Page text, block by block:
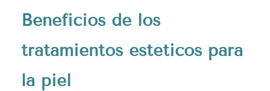
Beneficios de los
tratamientos estéticos para
la piel